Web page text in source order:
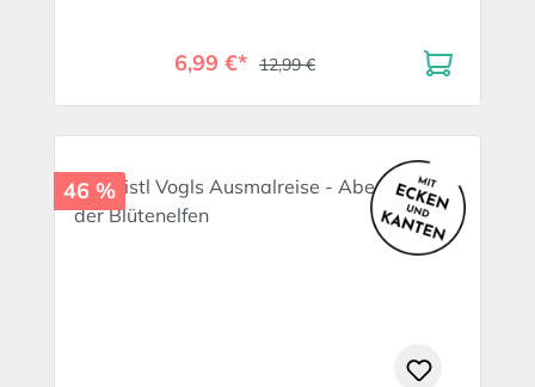
6,99 €* 12,99 €
46 %